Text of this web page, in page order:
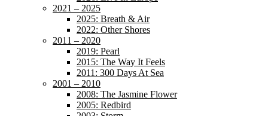
2021 – 2025
2025: Breath & Air
2022: Other Shores
2011 – 2020
2019: Pearl
2015: The Way It Feels
2011: 300 Days At Sea
2001 – 2010
2008: The Jasmine Flower
2005: Redbird